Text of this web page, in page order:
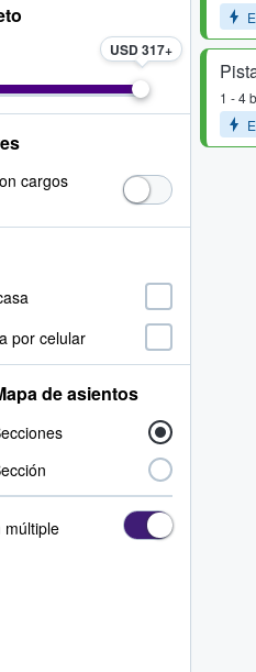
1 - 4
USD 317
cargos
por celular
de asientos
múltiple